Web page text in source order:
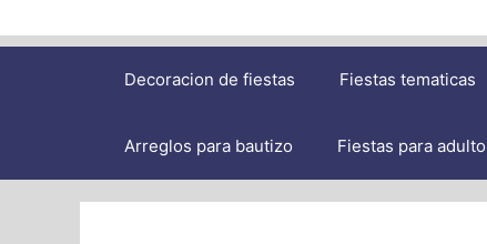
Decoracion de fiestas Fiestas tematicas
Arreglos para bautizo Fiestas para